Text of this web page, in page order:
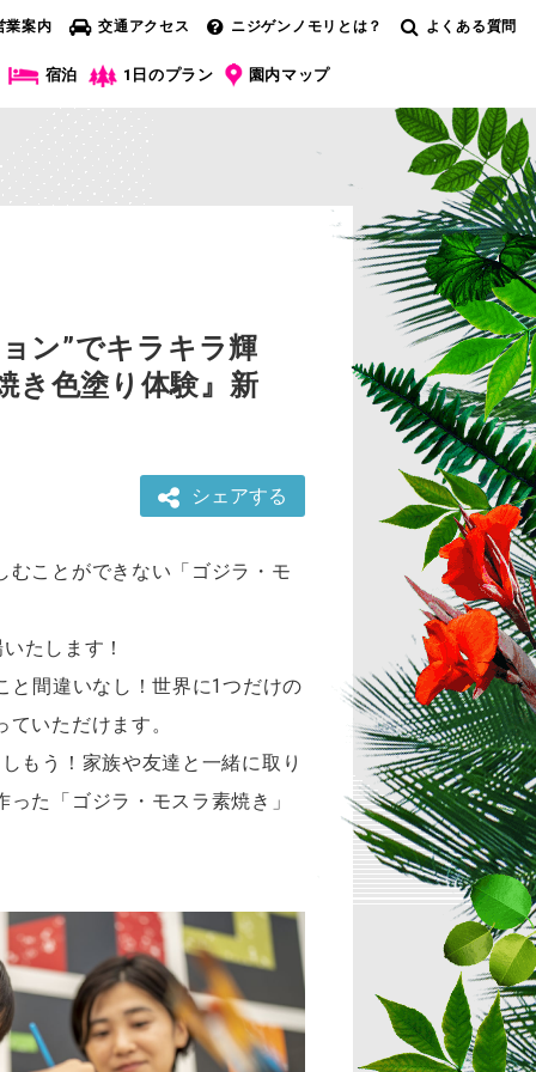
業案内 交通アクセス ニジゲンノモリとは？ よくある質問
宿泊 1日のプラン 園内マップ
ン”でキラキラ輝
き色塗り体験』新
シェアする
ことができない「ゴジラ・モ
たします！
と間違いなし！世界に1つだけの
いただけます。
もう！家族や友達と一緒に取り
た「ゴジラ・モスラ素焼き」